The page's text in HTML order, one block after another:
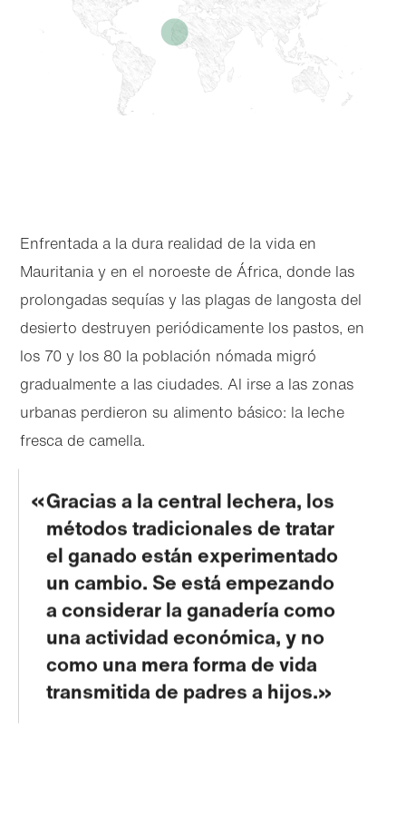
Enfrentada a la dura realidad de la vida en
Mauritania y en el noroeste de África, donde las
prolongadas sequías y las plagas de langosta del
desierto destruyen periódicamente los pastos, en
los 70 y los 80 la población nómada migró
gradualmente a las ciudades. Al irse a las zonas
urbanas perdieron su alimento básico: la leche
fresca de camella.
Gracias a la central lechera, los
métodos tradicionales de tratar
el ganado están experimentado
un cambio. Se está empezando
a considerar la ganadería como
una actividad económica, y no
como una mera forma de vida
transmitida de padres a hijos.